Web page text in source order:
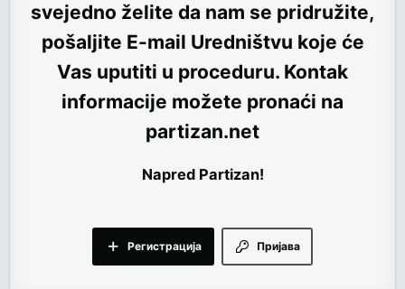
svejedno želite da nam se pridružite,
pošaljite E-mail Uredništvu koje će
Vas uputiti u proceduru. Kontak
informacije možete pronaći na
partizan.net
Napred Partizan!
Пријава
Регистрација